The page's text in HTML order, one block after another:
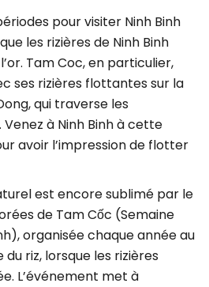
pour visiter Ninh Binh
les rizières de Ninh Binh
Tam Coc, en particulier,
ses rizières flottantes sur la
qui traverse les
à Ninh Binh à cette
avoir l’impression de flotter
est encore sublimé par le
de Tam Cốc (Semaine
organisée chaque année au
riz, lorsque les rizières
L’événement met à